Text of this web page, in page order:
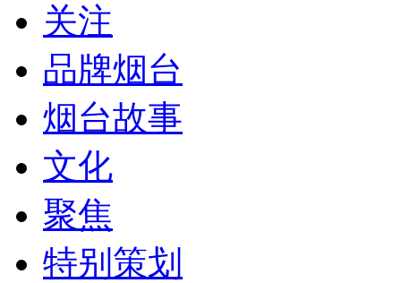
关注
品牌烟台
烟台故事
文化
聚焦
特别策划